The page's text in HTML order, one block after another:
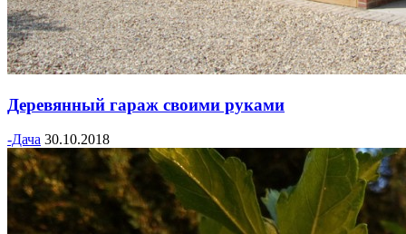
Деревянный гараж своими руками
-Дача 30.10.2018